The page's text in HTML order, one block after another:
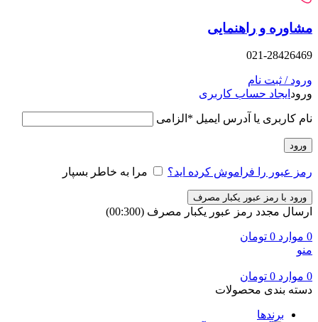
و راهنمایی
021-
/ ثبت نام
ایجاد حساب کاربری
کاربری یا آدرس ایمیل*الزامی
عبور را فراموش کرده اید؟ مرا به خاطر بسپار
با رمز عبور یکبار مصرف
مجدد رمز عبور یکبار مصرف 300
)
0
تومان
0
تومان
بندی محصولات
برندها